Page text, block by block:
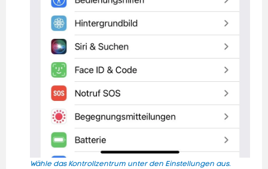
Wähle das Kontrollzentrum unter den Einstellungen aus.